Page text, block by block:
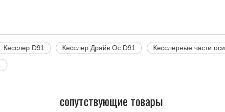
Кесслер D91 Кесслер Драйв Ос D91 Кесслерные части оси
сопутствующие товары